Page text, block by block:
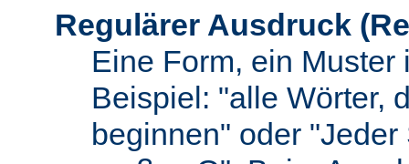
Regulärer Ausdruck
Eine Form, ein Muster
Beispiel: "alle Wörter,
beginnen" oder